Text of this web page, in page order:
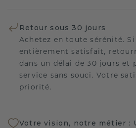
Retour sous 30 jours
Achetez en toute sérénité. Si
entièrement satisfait,
dans un délai de 30 jours et
service sans souci. Votre
priorité.
Votre vision, notre métier :